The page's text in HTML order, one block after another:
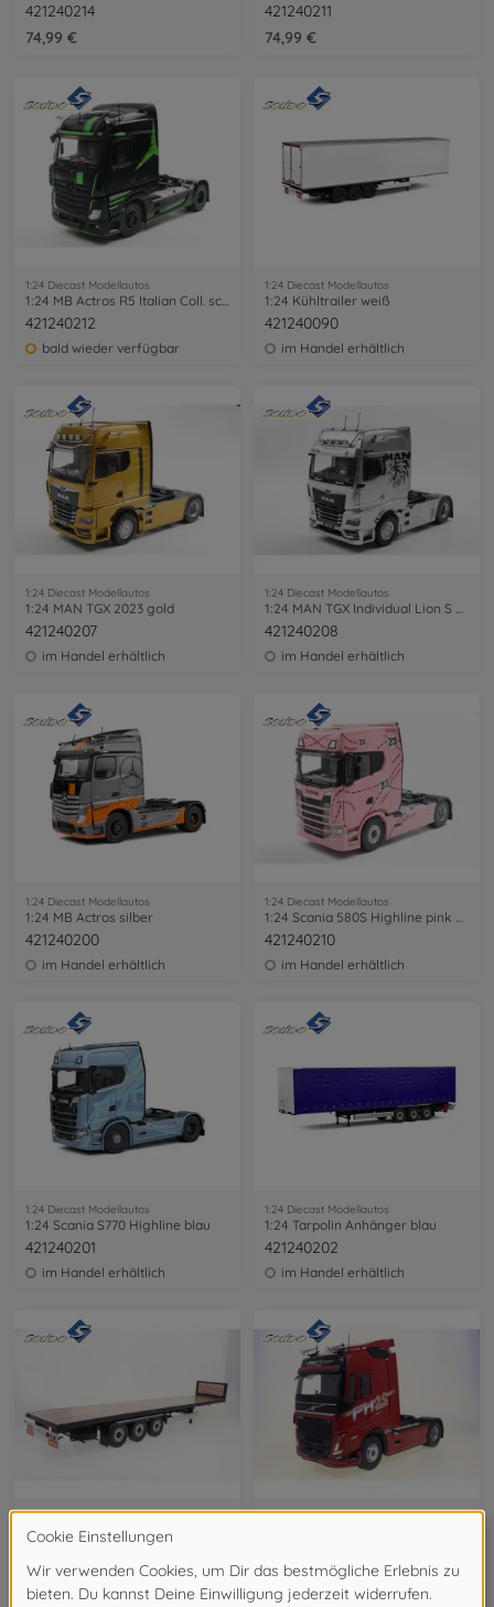
421240214
74,99 €
421240211
74,99 €
1:24 Diecast Modellautos
421240212
bald wieder verfügbar
1:24 Diecast Modellautos
1:24 Kühltrailer weiß
421240090
im Handel erhältlich
1:24 Diecast Modellautos
1:24 MAN TGX 2023 gold
421240207
im Handel erhältlich
1:24 Diecast Modellautos
1:24 MAN TGX Individual Lion S grau
421240208
im Handel erhältlich
1:24 Diecast Modellautos
1:24 MB Actros silber
421240200
im Handel erhältlich
1:24 Diecast Modellautos
421240210
im Handel erhältlich
1:24 Diecast Modellautos
1:24 Scania S770 Highline blau
421240201
im Handel erhältlich
1:24 Diecast Modellautos
1:24 Tarpolin Anhänger blau
421240202
im Handel erhältlich
1:24 Diecast Modellautos
im Handel erhältlich
1:24 Diecast Modellautos
im Handel erhältlich